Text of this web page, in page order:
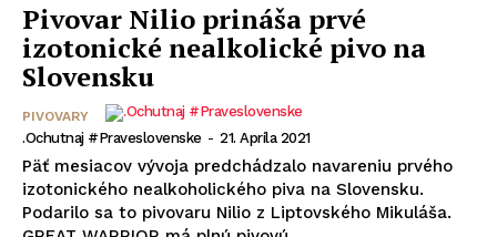
Pivovar Nilio prináša prvé
izotonické nealkolické pivo na
Slovensku
PIVOVARY
.Ochutnaj #praveslovenske - 21. Apríla 2021
Päť mesiacov vývoja predchádzalo navareniu prvého
izotonického nealkoholického piva na Slovensku.
Podarilo sa to pivovaru Nilio z Liptovského Mikuláša.